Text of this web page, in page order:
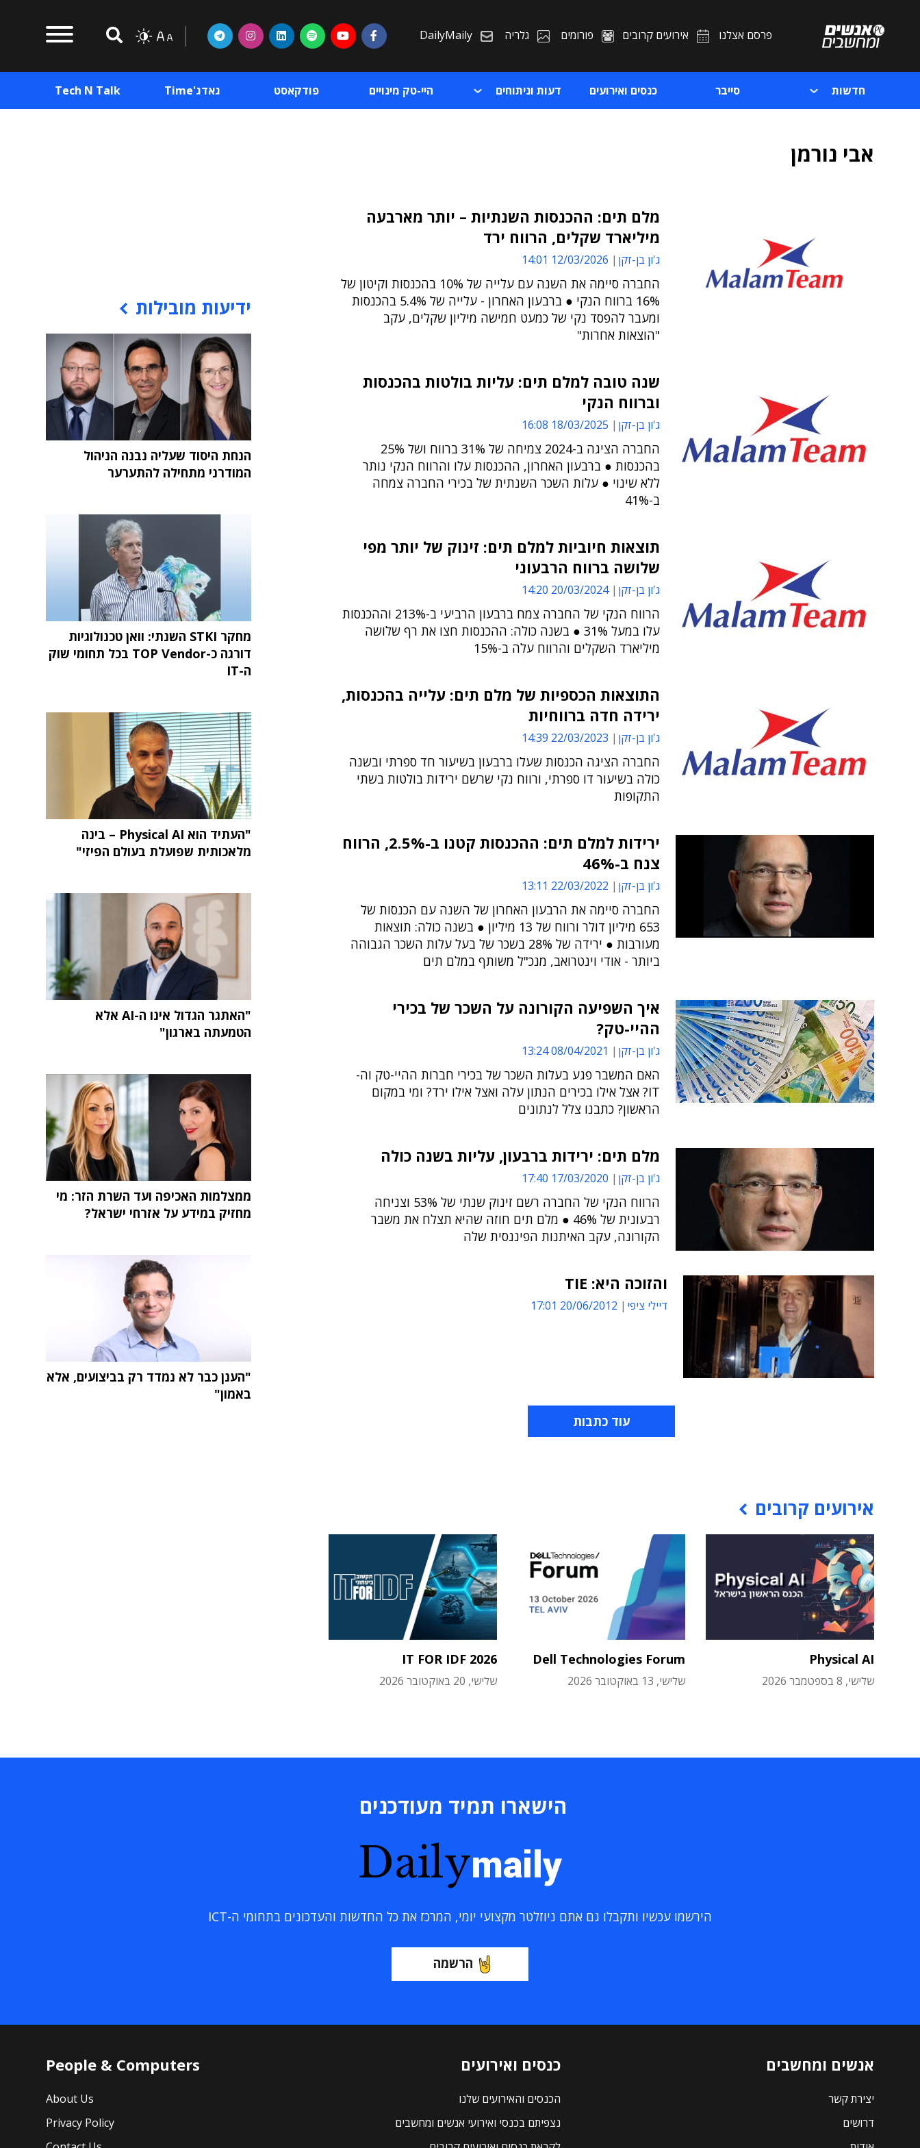
פרסם אצלנו אירועים קרובים פורומים גלריה DailyMaily
חדשות סייבר כנסים ואירועים דעות וניתוחים היי-טק מינויים פודקאסט גאדג'Time Tech N Talk
אבי נורמן
מלם תים: ההכנסות השנתיות – יותר מארבעה
מיליארד שקלים, הרווח ירד
ג'ון בן-זקן 12/03/2026 14:01
החברה סיימה את השנה עם עלייה של 10% בהכנסות וקיטון של
16% ברווח הנקי ● ברבעון האחרון - עלייה של 5.4% בהכנסות
ומעבר להפסד נקי של כמעט חמישה מיליון שקלים, עקב
"הוצאות אחרות"
שנה טובה למלם תים: עליות בולטות בהכנסות
וברווח הנקי
ג'ון בן-זקן 18/03/2025 16:08
החברה הציגה ב-2024 צמיחה של 31% ברווח ושל 25%
בהכנסות ● ברבעון האחרון, ההכנסות עלו והרווח הנקי נותר
ללא שינוי ● עלות השכר השנתית של בכירי החברה צמחה
ב-41%
תוצאות חיוביות למלם תים: זינוק של יותר מפי
שלושה ברווח הרבעוני
ג'ון בן-זקן 20/03/2024 14:20
הרווח הנקי של החברה צמח ברבעון הרביעי ב-213% וההכנסות
עלו במעל 31% ● בשנה כולה: ההכנסות חצו את רף שלושה
מיליארד השקלים והרווח עלה ב-15%
התוצאות הכספיות של מלם תים: עלייה בהכנסות,
ירידה חדה ברווחיות
ג'ון בן-זקן 22/03/2023 14:39
החברה הציגה הכנסות שעלו ברבעון בשיעור חד ספרתי ובשנה
כולה בשיעור דו ספרתי, ורווח נקי שרשם ירידות בולטות בשתי
התקופות
ירידות למלם תים: ההכנסות קטנו ב-2.5%, הרווח
צנח ב-46%
ג'ון בן-זקן 22/03/2022 13:11
החברה סיימה את הרבעון האחרון של השנה עם הכנסות של
653 מיליון דולר ורווח של 13 מיליון ● בשנה כולה: תוצאות
מעורבות ● ירידה של 28% בשכר של בעל עלות השכר הגבוהה
ביותר - אודי וינטרואב, מנכ"ל משותף במלם תים
איך השפיעה הקורונה על השכר של בכירי
ההיי-טק?
ג'ון בן-זקן 08/04/2021 13:24
האם המשבר פגע בעלות השכר של בכירי חברות ההיי-טק וה-
IT? אצל אילו בכירים הנתון עלה ואצל אילו ירד? ומי במקום
הראשון? כתבנו צלל לנתונים
מלם תים: ירידות ברבעון, עליות בשנה כולה
ג'ון בן-זקן 17/03/2020 17:40
הרווח הנקי של החברה רשם זינוק שנתי של 53% וצניחה
רבעונית של 46% ● מלם תים חוזה שהיא תצלח את משבר
הקורונה, עקב האיתנות הפיננסית שלה
והזוכה היא: TIE
דיילי ציפי 20/06/2012 17:01
עוד כתבות
אירועים קרובים
Physical AI
שלישי, 8 בספטמבר 2026
Dell Technologies Forum
שלישי, 13 באוקטובר 2026
IT FOR IDF 2026
שלישי, 20 באוקטובר 2026
ידיעות מובילות
הנחת היסוד שעליה נבנה הניהול
המודרני מתחילה להתערער
מחקר STKI השנתי: וואן טכנולוגיות
דורגה כ-TOP Vendor בכל תחומי שוק
ה-IT
"העתיד הוא Physical AI – בינה
מלאכותית שפועלת בעולם הפיזי"
"האתגר הגדול אינו ה-AI אלא
הטמעתה בארגון"
ממצלמות האכיפה ועד השרת הזר: מי
מחזיק במידע על אזרחי ישראל?
"הענן כבר לא נמדד רק בביצועים, אלא
באמון"
הישארו תמיד מעודכנים
Dailymaily
הירשמו עכשיו ותקבלו גם אתם ניוזלטר מקצועי יומי, המרכז את כל החדשות והעדכונים בתחומי ה-ICT
הרשמה
אנשים ומחשבים
יצירת קשר
דרושים
כנסים ואירועים
הכנסים והאירועים שלנו
נצפיתם בכנסי ואירועי אנשים ומחשבים
People & Computers
About Us
Privacy Policy